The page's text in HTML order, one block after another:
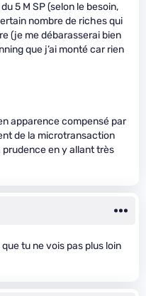
5 M SP (selon le besoin,
nombre de riches qui
(je me débarasserai bien
que j’ai monté car rien
apparence compensé par
de la microtransaction
prudence en y allant très
tu ne vois pas plus loin